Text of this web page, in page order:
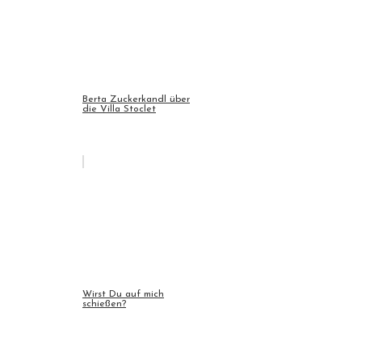
Berta Zuckerkandl über
die Villa Stoclet
Wirst Du auf mich
schießen?